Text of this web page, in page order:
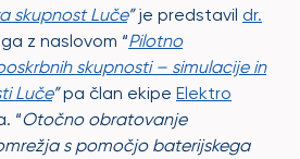
skupnost Luče”je predstavil dr.
z naslovom “Pilotno
skupnosti – simulacije in
Luče”pa član ekipe Elektro
“Otočno obratovanje
s pomočjo baterijskega